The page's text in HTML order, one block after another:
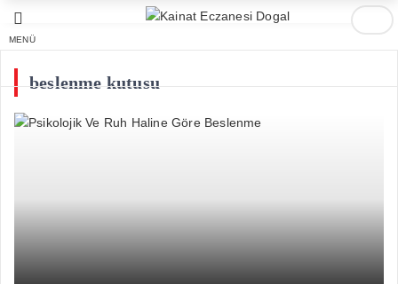
MENÜ
beslenme kutusu